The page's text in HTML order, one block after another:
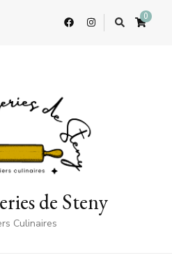
0
de Steny
Culinaires